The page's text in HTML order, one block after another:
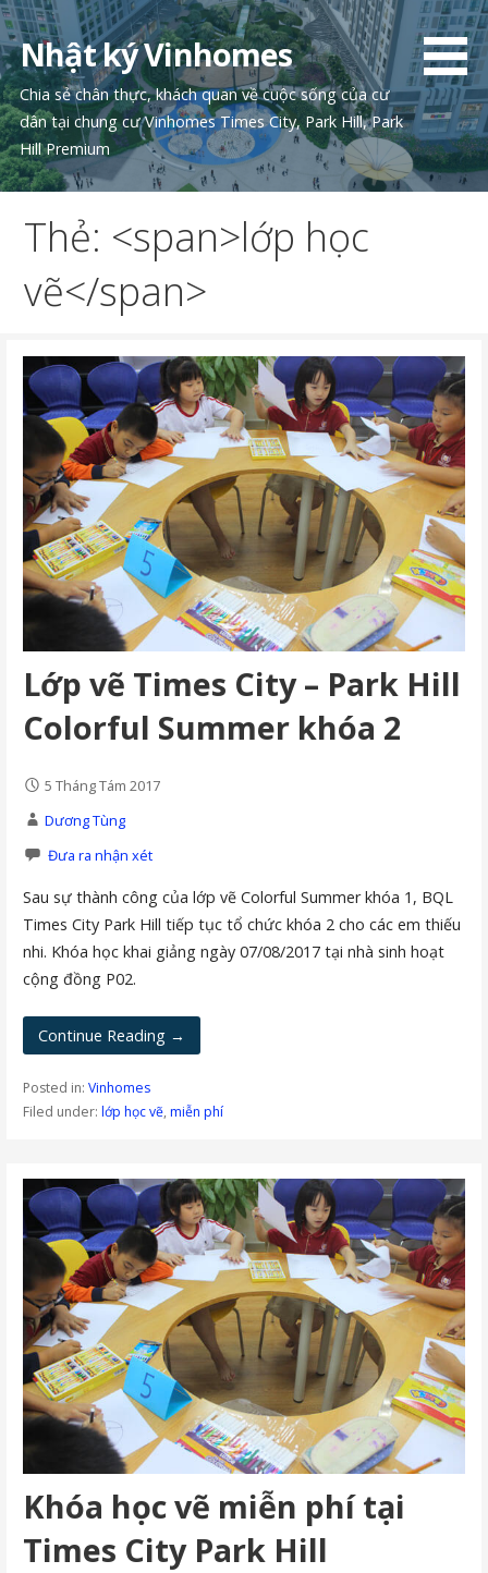
Chuyển
tới
phần
nội
dung
Nhật ký Vinhomes
Chia sẻ chân thực, khách quan về cuộc sống của cư
dân tại chung cư Vinhomes Times City, Park Hill, Park
Hill Premium
Thẻ: <span>lớp học
vẽ</span>
Lớp vẽ Times City – Park Hill
Colorful Summer khóa 2
5 Tháng Tám 2017
Dương Tùng
Đưa ra nhận xét
Sau sự thành công của lớp vẽ Colorful Summer khóa 1, BQL
Times City Park Hill tiếp tục tổ chức khóa 2 cho các em thiếu
nhi. Khóa học khai giảng ngày 07/08/2017 tại nhà sinh hoạt
cộng đồng P02.
Continue Reading →
Posted in: Vinhomes
Filed under: lớp học vẽ, miễn phí
Khóa học vẽ miễn phí tại
Times City Park Hill